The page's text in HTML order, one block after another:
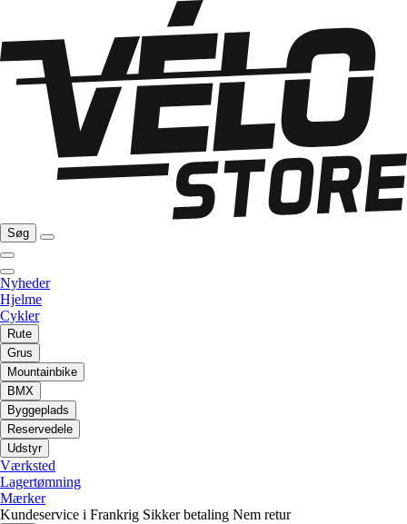
Søg
Nyheder
Hjelme
Cykler
Rute
Grus
Mountainbike
BMX
Byggeplads
Reservedele
Udstyr
Værksted
Lagertømning
Mærker
Kundeservice i Frankrig Sikker betaling Nem retur